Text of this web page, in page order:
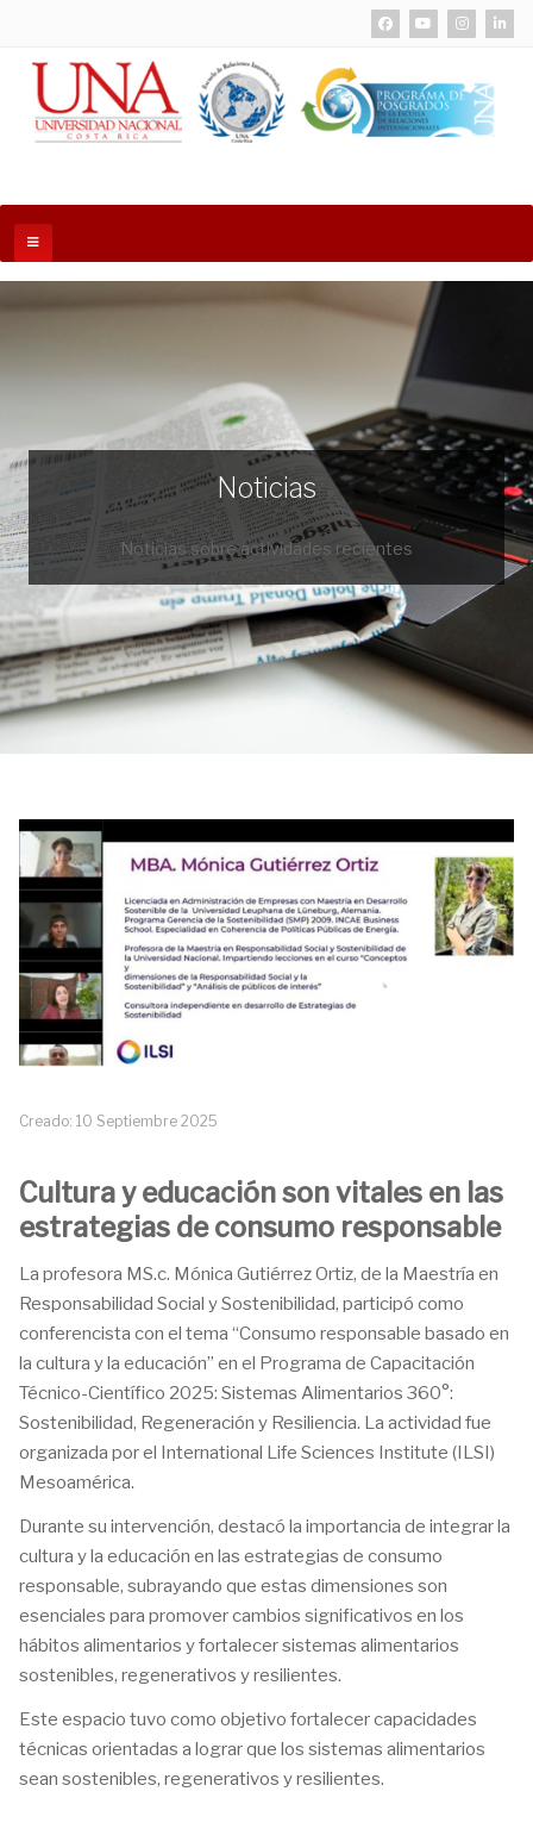
Noticias
Noticias sobre actividades recientes
Creado: 10 Septiembre 2025
Cultura y educación son vitales en las
estrategias de consumo responsable
La profesora MS.c. Mónica Gutiérrez Ortiz, de la Maestría en
Responsabilidad Social y Sostenibilidad, participó como
conferencista con el tema “Consumo responsable basado en
la cultura y la educación” en el Programa de Capacitación
Técnico-Científico 2025: Sistemas Alimentarios 360°:
Sostenibilidad, Regeneración y Resiliencia. La actividad fue
organizada por el International Life Sciences Institute (ILSI)
Mesoamérica.
Durante su intervención, destacó la importancia de integrar la
cultura y la educación en las estrategias de consumo
responsable, subrayando que estas dimensiones son
esenciales para promover cambios significativos en los
hábitos alimentarios y fortalecer sistemas alimentarios
sostenibles, regenerativos y resilientes.
Este espacio tuvo como objetivo fortalecer capacidades
técnicas orientadas a lograr que los sistemas alimentarios
sean sostenibles, regenerativos y resilientes.